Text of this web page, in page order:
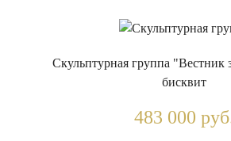
Скульптурная группа "Вестник
бисквит
483 000